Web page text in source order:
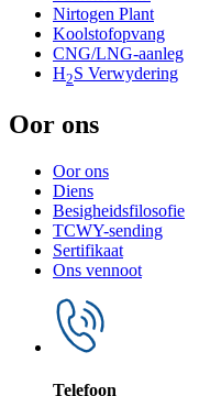
Nirtogen Plant
Koolstofopvang
CNG/LNG-aanleg
H2S Verwydering
Oor ons
Oor ons
Diens
Besigheidsfilosofie
TCWY-sending
Sertifikaat
Ons vennoot
Telefoon